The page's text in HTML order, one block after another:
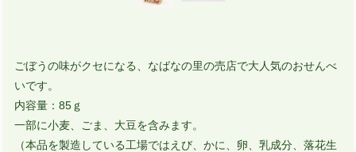
ごぼうの味がクセになる、なばなの里の売店で大人気のおせんべ
いです。
内容量：85ｇ
一部に小麦、ごま、大豆を含みます。
（本品を製造している工場ではえび、かに、卵、乳成分、落花生